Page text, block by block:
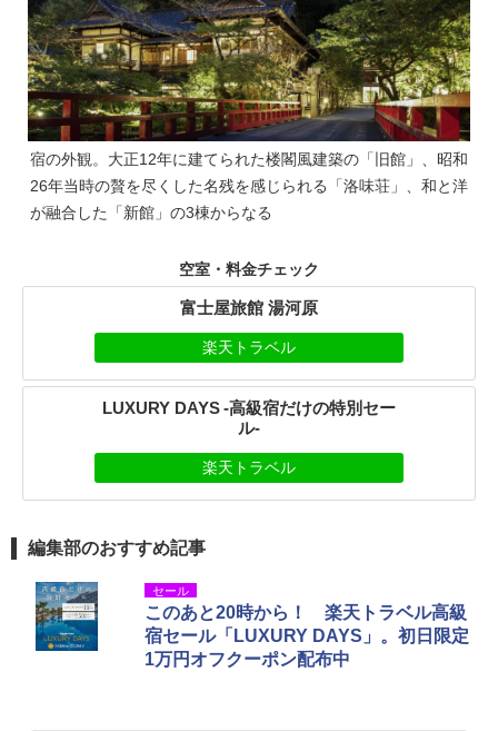
宿の外観。大正12年に建てられた楼閣風建築の「旧館」、昭和
26年当時の贅を尽くした名残を感じられる「洛味荘」、和と洋
が融合した「新館」の3棟からなる
空室・料金チェック
富士屋旅館 湯河原
楽天トラベル
LUXURY DAYS -高級宿だけの特別セー
ル-
楽天トラベル
編集部のおすすめ記事
セール
このあと20時から！ 楽天トラベル高級
宿セール「LUXURY DAYS」。初日限定
1万円オフクーポン配布中